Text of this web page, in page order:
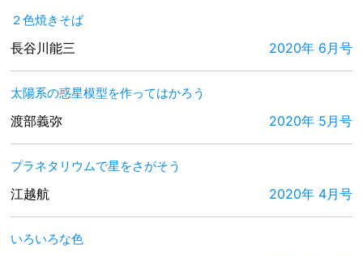
２色焼きそば
長谷川能三 2020年 6月号
太陽系の惑星模型を作ってはかろう
渡部義弥 2020年 5月号
プラネタリウムで星をさがそう
江越航 2020年 4月号
いろいろな色